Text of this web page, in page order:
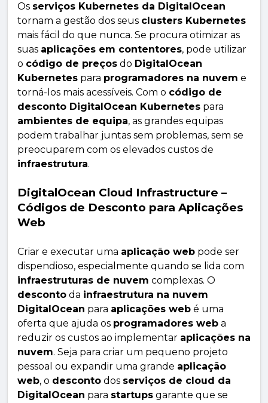
Os serviços Kubernetes da DigitalOcean
tornam a gestão dos seus clusters Kubernetes
mais fácil do que nunca. Se procura otimizar as
suas aplicações em contentores, pode utilizar
o código de preços do DigitalOcean
Kubernetes para programadores na nuvem e
torná-los mais acessíveis. Com o código de
desconto DigitalOcean Kubernetes para
ambientes de equipa, as grandes equipas
podem trabalhar juntas sem problemas, sem se
preocuparem com os elevados custos de
infraestrutura.
DigitalOcean Cloud Infrastructure –
Códigos de Desconto para Aplicações
Web
Criar e executar uma aplicação web pode ser
dispendioso, especialmente quando se lida com
infraestruturas de nuvem complexas. O
desconto da infraestrutura na nuvem
DigitalOcean para aplicações web é uma
oferta que ajuda os programadores web a
reduzir os custos ao implementar aplicações na
nuvem. Seja para criar um pequeno projeto
pessoal ou expandir uma grande aplicação
web, o desconto dos serviços de cloud da
DigitalOcean para startups garante que se